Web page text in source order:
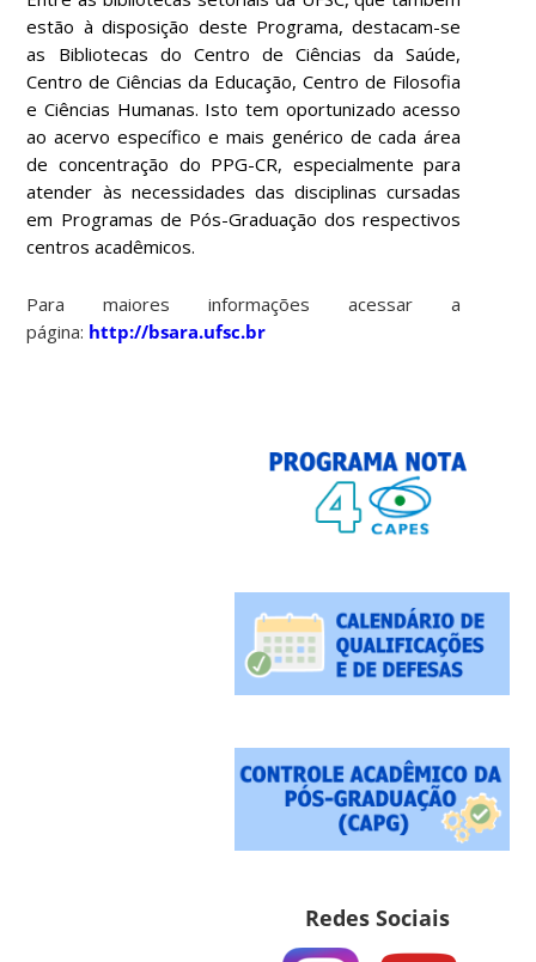
estão à disposição deste Programa, destacam-se
as Bibliotecas do Centro de Ciências da Saúde,
Centro de Ciências da Educação, Centro de Filosofia
e Ciências Humanas. Isto tem oportunizado acesso
ao acervo específico e mais genérico de cada área
de concentração do PPG-CR, especialmente para
atender às necessidades das disciplinas cursadas
em Programas de Pós-Graduação dos respectivos
centros acadêmicos.
Para maiores informações acessar a
página: http://bsara.ufsc.br
Redes Sociais